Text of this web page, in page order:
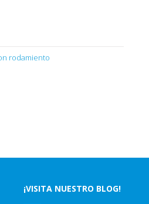
rodamiento
¡VISITA NUESTRO BLOG!